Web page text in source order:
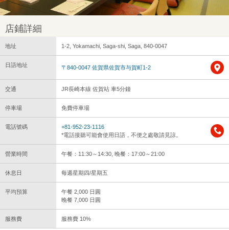
店鋪詳細
地址 1-2, Yokamachi, Saga-shi, Saga, 840-0047
日語地址 〒840-0047 佐賀県佐賀市与賀町1-2
交通 JR長崎本線 佐賀站 車5分鐘
停車場 免費停車場
電話號碼
+81-952-23-1116
*電話接聽可能會使用日語，不便之處敬請見諒。
營業時間 午餐：11:30～14:30, 晚餐：17:00～21:00
休息日 每週星期四/星期五
平均預算
午餐 2,000 日圓
晚餐 7,000 日圓
服務費 服務費 10%